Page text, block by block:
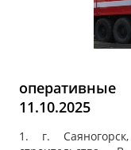
11.10.2025
1. г.